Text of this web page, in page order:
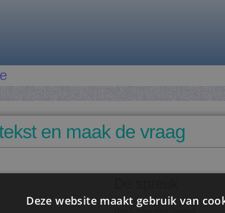
en maak de vraag
Deze website maakt gebruik van